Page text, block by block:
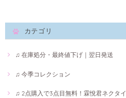
カテゴリ
♫ 在庫処分・最終値下げ｜翌日発送
♫ 今季コレクション
♫ 2点購入で3点目無料！霖悅君ネクタイ